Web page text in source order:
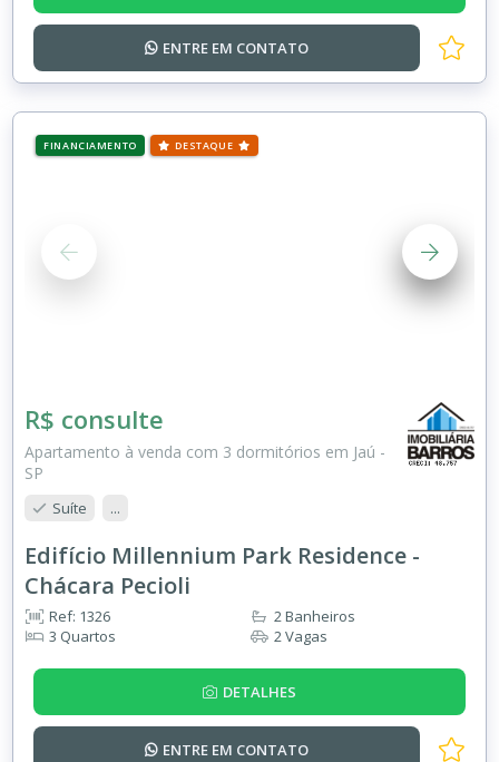
ENTRE EM CONTATO
FINANCIAMENTO DESTAQUE
R$ consulte
Apartamento à venda com 3 dormitórios em Jaú -
SP
Suíte ...
Edifício Millennium Park Residence -
Chácara Pecioli
Ref: 1326
3 Quartos
2 Banheiros
2 Vagas
DETALHES
ENTRE EM CONTATO